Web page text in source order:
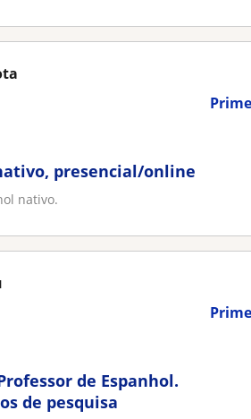
presencial/online
nativo.
de Espanhol.
de pesquisa